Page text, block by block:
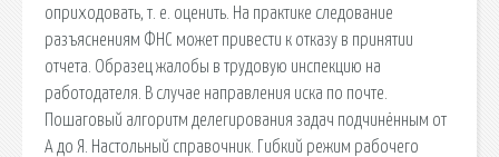
оприходовать, т. е. оценить. На практике следование
разъяснениям ФНС может привести к отказу в принятии
отчета. Образец жалобы в трудовую инспекцию на
работодателя. В случае направления иска по почте.
Пошаговый алгоритм делегирования задач подчинённым от
А до Я. Настольный справочник. Гибкий режим рабочего